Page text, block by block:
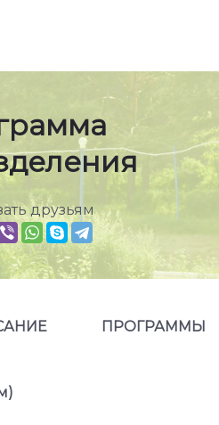
друзьям
ПРОГРАММЫ